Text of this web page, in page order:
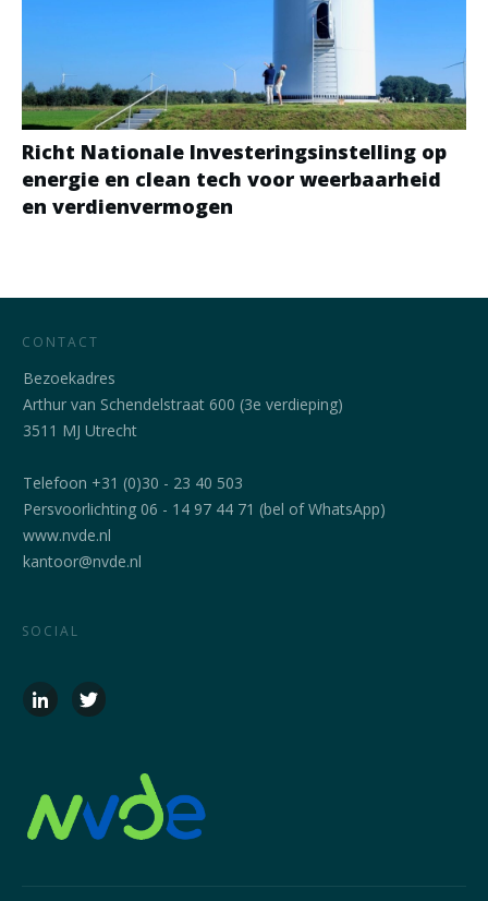
Richt Nationale Investeringsinstelling op
energie en clean tech voor weerbaarheid
en verdienvermogen
CONTACT
Bezoekadres
Arthur van Schendelstraat 600 (3e verdieping)
3511 MJ Utrecht
Telefoon +31 (0)30 - 23 40 503
Persvoorlichting 06 - 14 97 44 71 (bel of WhatsApp)
www.nvde.nl
kantoor@nvde.nl
SOCIAL